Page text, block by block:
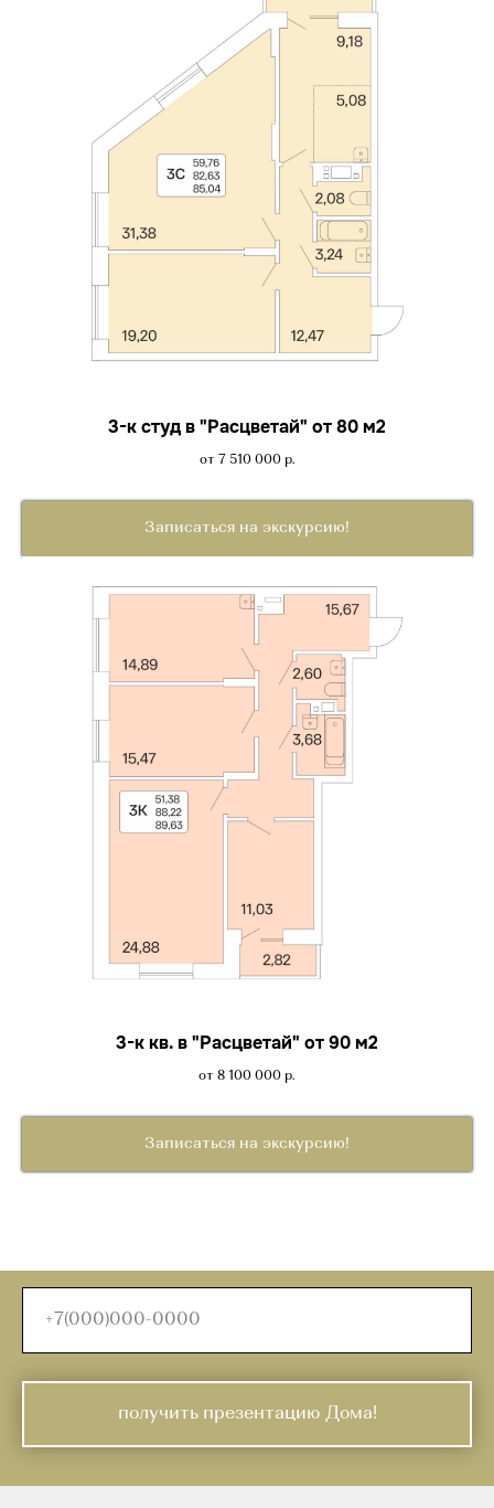
3-к студ в "Расцветай" от 80 м2
от 7 510 000 р.
Записаться на экскурсию!
3-к кв. в "Расцветай" от 90 м2
от 8 100 000 р.
Записаться на экскурсию!
получить презентацию Дома!